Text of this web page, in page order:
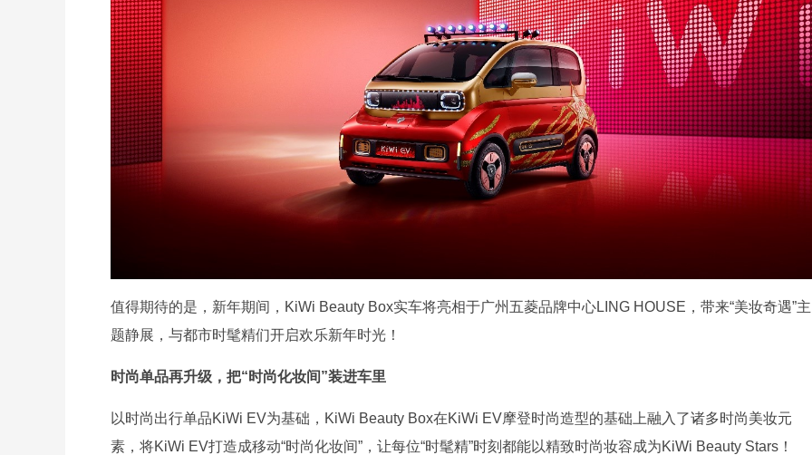
值得期待的是，新年期间，KiWi Beauty Box实车将亮相于广州五菱品牌中心LING HOUSE，带来“美妆奇遇”主
题静展，与都市时髦精们开启欢乐新年时光！
时尚单品再升级，把“时尚化妆间”装进车里
以时尚出行单品KiWi EV为基础，KiWi Beauty Box在KiWi EV摩登时尚造型的基础上融入了诸多时尚美妆元
素，将KiWi EV打造成移动“时尚化妆间”，让每位“时髦精”时刻都能以精致时尚妆容成为KiWi Beauty Stars！